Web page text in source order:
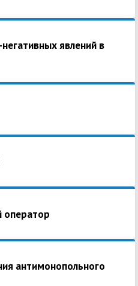
явлений в
оператор
антимонопольного